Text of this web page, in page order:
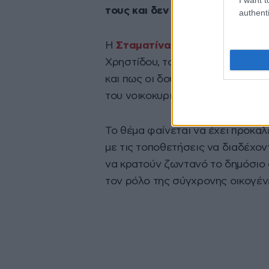
τους και δεν ξέρουν ούτε να
Η Σταματίνα Τσιμτσιλή
Χρηστίδου, τονίζοντας πως οι
και πως οι δουλειές του
του νοικοκυριού.
Το θέμα φαίνεται να έχει
με τις τοποθετήσεις να
να κρατούν ζωντανό το
τον ρόλο της σύγχρονης